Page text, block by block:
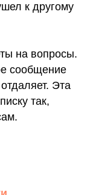
к другому
на вопросы.
сообщение
Эта
так,